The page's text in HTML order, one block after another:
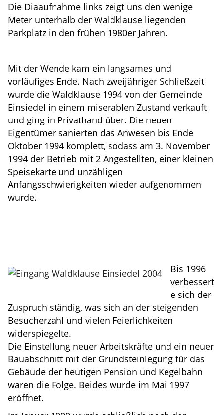
Die Diaaufnahme links zeigt uns den wenige
Meter unterhalb der Waldklause liegenden
Parkplatz in den frühen 1980er Jahren.
Mit der Wende kam ein langsames und
vorläufiges Ende. Nach zweijähriger Schließzeit
wurde die Waldklause 1994 von der Gemeinde
Einsiedel in einem miserablen Zustand verkauft
und ging in Privathand über. Die neuen
Eigentümer sanierten das Anwesen bis Ende
Oktober 1994 komplett, sodass am 3. November
1994 der Betrieb mit 2 Angestellten, einer kleinen
Speisekarte und unzähligen
Anfangsschwierigkeiten wieder aufgenommen
wurde.
Bis 1996
verbessert
e sich der
Zuspruch ständig, was sich an der steigenden
Besucherzahl und vielen Feierlichkeiten
widerspiegelte.
Die Einstellung neuer Arbeitskräfte und ein neuer
Bauabschnitt mit der Grundsteinlegung für das
Gebäude der heutigen Pension und Kegelbahn
waren die Folge. Beides wurde im Mai 1997
eröffnet.